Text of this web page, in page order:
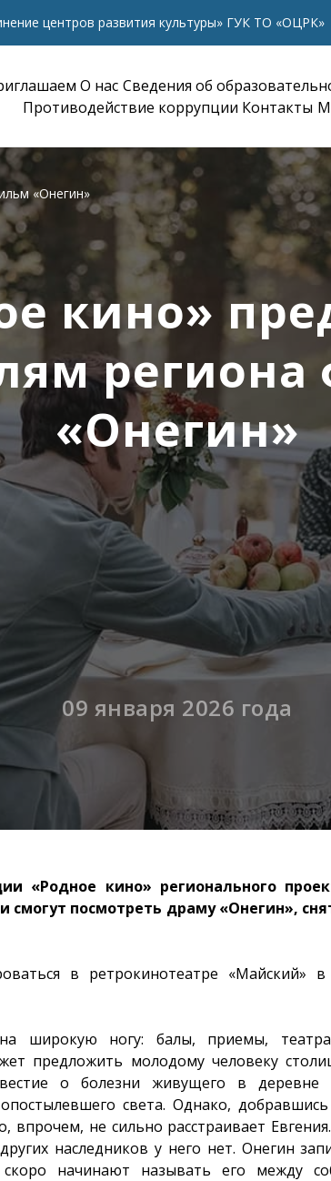
центров развития культуры» ГУК ТО «ОЦРК»
О нас Сведения об
Противодействие коррупции Контакты
«Онегин»
09 января 2026 года
кино»
региона
«Онегин»
«Родное кино» регионального
смогут посмотреть драму «Онегин»,
в ретрокинотеатре «Майский»
широкую ногу: балы, приемы,
предложить молодому человеку
о болезни живущего в
света. Однако,
впрочем, не сильно расстраивает
наследников у него нет. Онегин
начинают называть его между